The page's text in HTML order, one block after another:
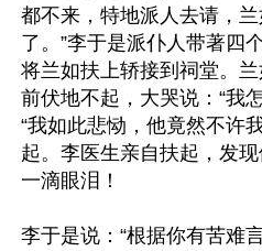
都不来，特地派人去请，
了。”李于是派仆人带著四
将兰如扶上轿接到祠堂。
前伏地不起，大哭说：“我
“我如此悲恸，他竟然不许
起。李医生亲自扶起，发
一滴眼泪！
李于是说：“根据你有苦难